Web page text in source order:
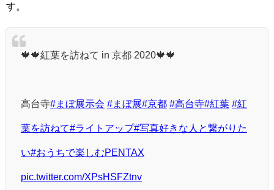
す。
🍁🍁紅葉を訪ねて in 京都 2020🍁🍁
高台寺#まぼ展示会 #まぼ展#京都 #高台寺#紅葉 #紅
葉を訪ねて#ライトアップ#写真好きな人と繋がりた
い#おうちで楽しむPENTAX
pic.twitter.com/XPsHSFZtnv